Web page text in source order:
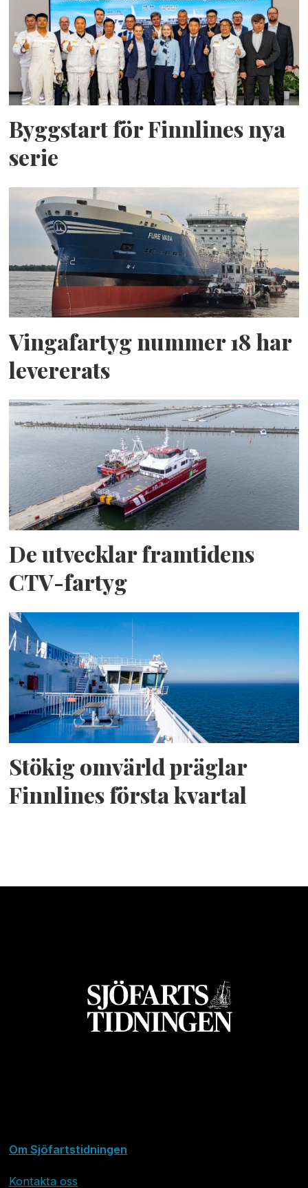
Byggstart för Finnlines nya
serie
Vingafartyg nummer 18 har
levererats
De utvecklar framtidens
CTV-fartyg
Stökig omvärld präglar
Finnlines första kvartal
Om Sjöfartstidningen
Kontakta oss